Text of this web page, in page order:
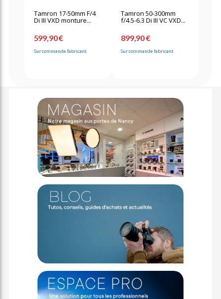
Tamron 17-50mm F/4
Di III VXD monture...
599,90 €
Sur commande fabricant
Tamron 50-300mm
f/4.5-6.3 Di III VC VXD...
899,90 €
Sur commande fabricant